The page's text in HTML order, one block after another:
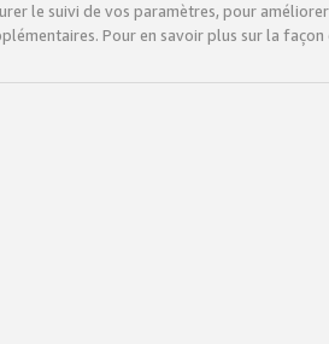
le suivi de vos paramètres, pour
Pour en savoir plus sur la